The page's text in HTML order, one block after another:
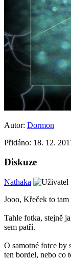
Autor: Dormon
Přidáno: 18. 12.
Diskuze
Nathaka
Jooo, Křeček to
Tahle fotka, stejně
sem patří.
O samotné fotce by
ten bordel, nebo co